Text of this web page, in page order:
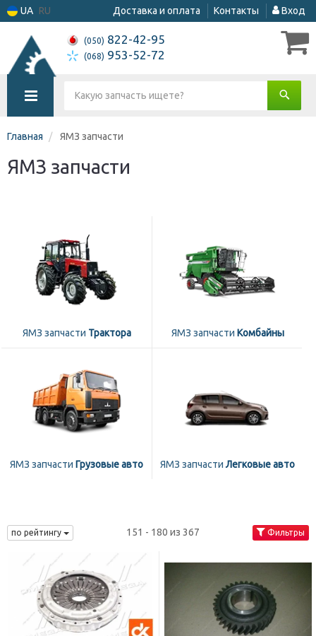
UA RU Доставка и оплата Контакты Вход
(050) 822-42-95
(068) 953-52-72
Главная ЯМЗ запчасти
ЯМЗ запчасти
ЯМЗ запчасти Трактора ЯМЗ запчасти Комбайны
ЯМЗ запчасти Грузовые авто ЯМЗ запчасти Легковые авто
по рейтингу 151 - 180 из 367 Фильтры